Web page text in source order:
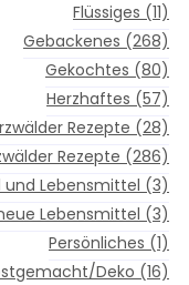
Flüssiges (11)
Gebackenes (268)
Gekochtes (80)
Herzhaftes (57)
Rezepte (28)
Rezepte (286)
und Lebensmittel (3)
Lebensmittel (3)
Persönliches (1)
Deko (16)